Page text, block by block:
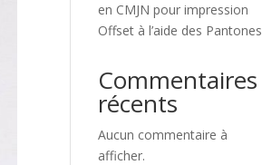
en CMJN pour impression
Offset à l’aide des Pantones
Commentaires
récents
Aucun commentaire à
afficher.